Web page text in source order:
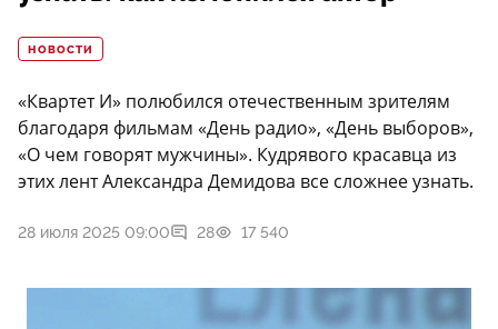
НОВОСТИ
«Квартет И» полюбился отечественным зрителям
благодаря фильмам «День радио», «День выборов»,
«О чем говорят мужчины». Кудрявого красавца из
этих лент Александра Демидова все сложнее узнать.
28 июля 2025 09:00 28 17 540